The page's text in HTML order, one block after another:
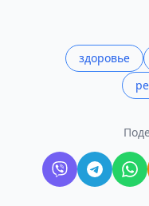
здоровье